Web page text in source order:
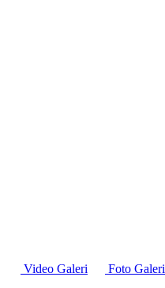
Video Galeri Foto Galeri